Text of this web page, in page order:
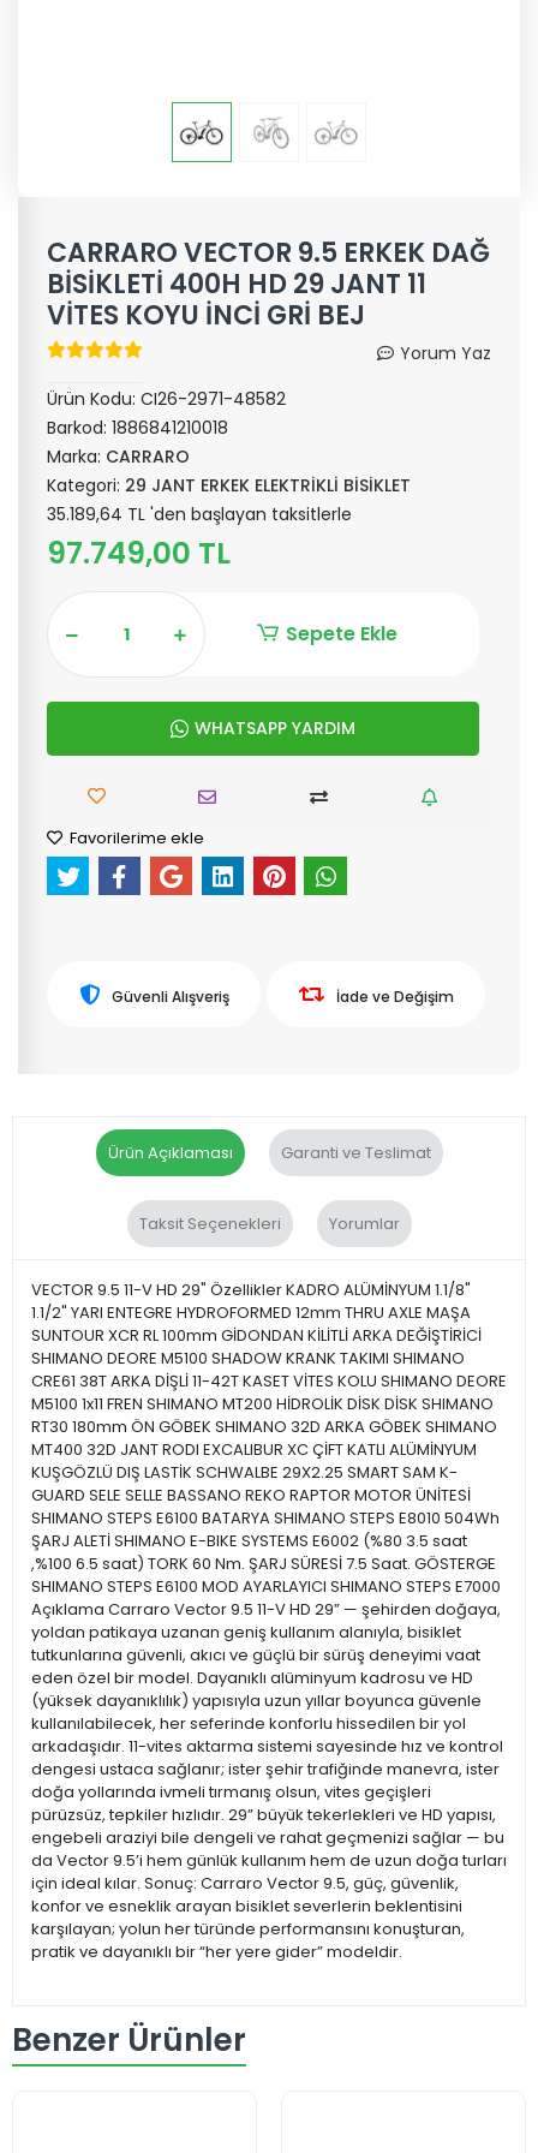
CARRARO VECTOR 9.5 ERKEK DAĞ
BİSİKLETİ 400H HD 29 JANT 11
VİTES KOYU İNCİ GRİ BEJ
Yorum Yaz
Ürün Kodu: CI26-2971-48582
Barkod: 1886841210018
Marka: CARRARO
Kategori: 29 JANT ERKEK ELEKTRİKLİ BİSİKLET
35.189,64 TL 'den başlayan taksitlerle
97.749,00 TL
Sepete Ekle
WHATSAPP YARDIM
Favorilerime ekle
Güvenli Alışveriş İade ve Değişim
Ürün Açıklaması Garanti ve Teslimat
Taksit Seçenekleri Yorumlar
VECTOR 9.5 11-V HD 29" Özellikler KADRO ALÜMİNYUM 1.1/8"
1.1/2" YARI ENTEGRE HYDROFORMED 12mm THRU AXLE MAŞA
SUNTOUR XCR RL 100mm GİDONDAN KİLİTLİ ARKA DEĞİŞTİRİCİ
SHIMANO DEORE M5100 SHADOW KRANK TAKIMI SHIMANO
CRE61 38T ARKA DİŞLİ 11-42T KASET VİTES KOLU SHIMANO DEORE
M5100 1x11 FREN SHIMANO MT200 HİDROLİK DİSK DİSK SHIMANO
RT30 180mm ÖN GÖBEK SHIMANO 32D ARKA GÖBEK SHIMANO
MT400 32D JANT RODI EXCALIBUR XC ÇİFT KATLI ALÜMİNYUM
KUŞGÖZLÜ DIŞ LASTİK SCHWALBE 29X2.25 SMART SAM K-
GUARD SELE SELLE BASSANO REKO RAPTOR MOTOR ÜNİTESİ
SHIMANO STEPS E6100 BATARYA SHIMANO STEPS E8010 504Wh
ŞARJ ALETİ SHIMANO E-BIKE SYSTEMS E6002 (%80 3.5 saat
,%100 6.5 saat) TORK 60 Nm. ŞARJ SÜRESİ 7.5 Saat. GÖSTERGE
SHIMANO STEPS E6100 MOD AYARLAYICI SHIMANO STEPS E7000
Açıklama Carraro Vector 9.5 11-V HD 29” — şehirden doğaya,
yoldan patikaya uzanan geniş kullanım alanıyla, bisiklet
tutkunlarına güvenli, akıcı ve güçlü bir sürüş deneyimi vaat
eden özel bir model. Dayanıklı alüminyum kadrosu ve HD
(yüksek dayanıklılık) yapısıyla uzun yıllar boyunca güvenle
kullanılabilecek, her seferinde konforlu hissedilen bir yol
arkadaşıdır. 11-vites aktarma sistemi sayesinde hız ve kontrol
dengesi ustaca sağlanır; ister şehir trafiğinde manevra, ister
doğa yollarında ivmeli tırmanış olsun, vites geçişleri
pürüzsüz, tepkiler hızlıdır. 29” büyük tekerlekleri ve HD yapısı,
engebeli araziyi bile dengeli ve rahat geçmenizi sağlar — bu
da Vector 9.5’i hem günlük kullanım hem de uzun doğa turları
için ideal kılar. Sonuç: Carraro Vector 9.5, güç, güvenlik,
konfor ve esneklik arayan bisiklet severlerin beklentisini
karşılayan; yolun her türünde performansını konuşturan,
pratik ve dayanıklı bir “her yere gider” modeldir.
Benzer Ürünler